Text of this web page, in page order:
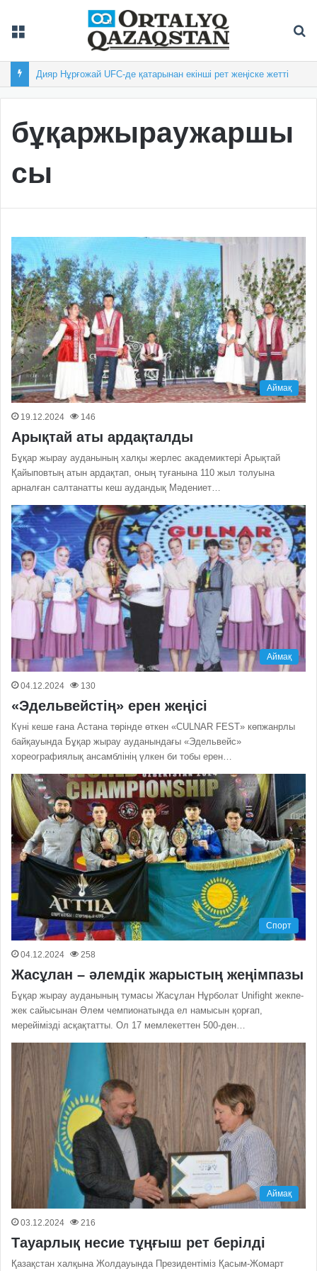
Дияр Нұрғожай UFC-де қатарынан екінші рет жеңіске жетті
бұқаржыраужаршы
сы
Аймақ
19.12.2024 146
Арықтай аты ардақталды
Бұқар жырау ауданының халқы жерлес академиктері Арықтай
Қайыповтың атын ардақтап, оның туғанына 110 жыл толуына
арналған салтанатты кеш аудандық Мәдениет…
Аймақ
04.12.2024 130
«Эдельвейстің» ерен жеңісі
Күні кеше ғана Астана төрінде өткен «CULNAR FEST» көпжанрлы
байқауында Бұқар жырау ауданындағы «Эдельвейс»
хореографиялық ансамблінің үлкен би тобы ерен…
Спорт
04.12.2024 258
Жасұлан – әлемдік жарыстың жеңімпазы
Бұқар жырау ауданының тумасы Жасұлан Нұрболат Unifigһt жекпе-
жек сайысынан Әлем чемпионатында ел намысын қорғап,
мерейімізді асқақтатты. Ол 17 мемлекеттен 500-ден…
Аймақ
03.12.2024 216
Тауарлық несие тұңғыш рет берілді
Қазақстан халқына Жолдауында Президентіміз Қасым-Жомарт